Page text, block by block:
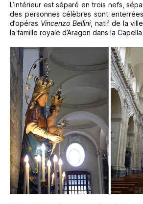
L’intérieur est séparé en trois nefs,
des personnes célèbres sont
d’opéras Vincenzo Bellini, natif de la
la famille royale d’Aragon dans la